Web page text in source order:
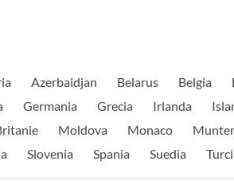
Azerbaidjan Belarus Belgia
Germania Grecia Irlanda
Moldova Monaco
Slovenia Spania Suedia